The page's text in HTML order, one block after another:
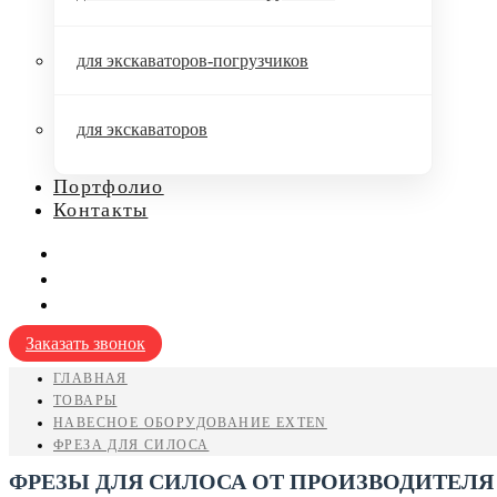
для экскаваторов-погрузчиков
для экскаваторов
Портфолио
Контакты
Заказать звонок
ГЛАВНАЯ
ТОВАРЫ
НАВЕСНОЕ ОБОРУДОВАНИЕ EXTEN
ФРЕЗА ДЛЯ СИЛОСА
ФРЕЗЫ ДЛЯ СИЛОСА ОТ ПРОИЗВОДИТЕЛЯ -